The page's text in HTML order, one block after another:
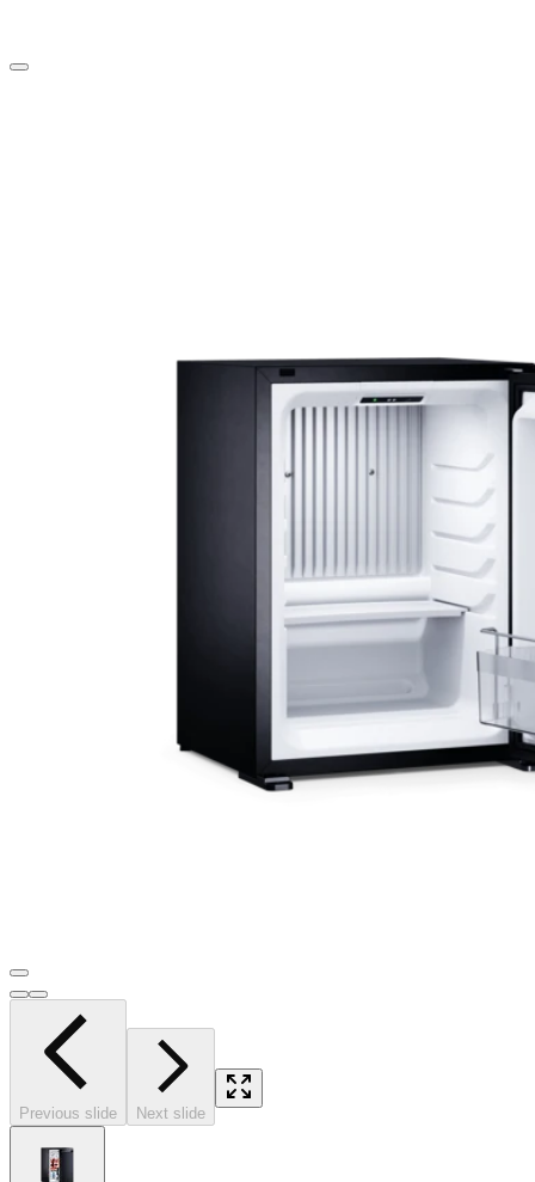
Previous slide Next slide